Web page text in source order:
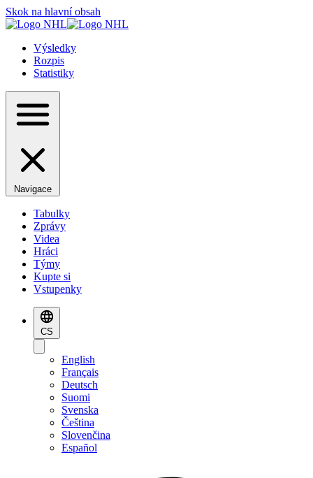
Skok na hlavní obsah
Výsledky
Rozpis
Statistiky
Navigace
Tabulky
Zprávy
Videa
Hráci
Týmy
Kupte si
Vstupenky
CS
English
Français
Deutsch
Suomi
Svenska
Čeština
Slovenčina
Español